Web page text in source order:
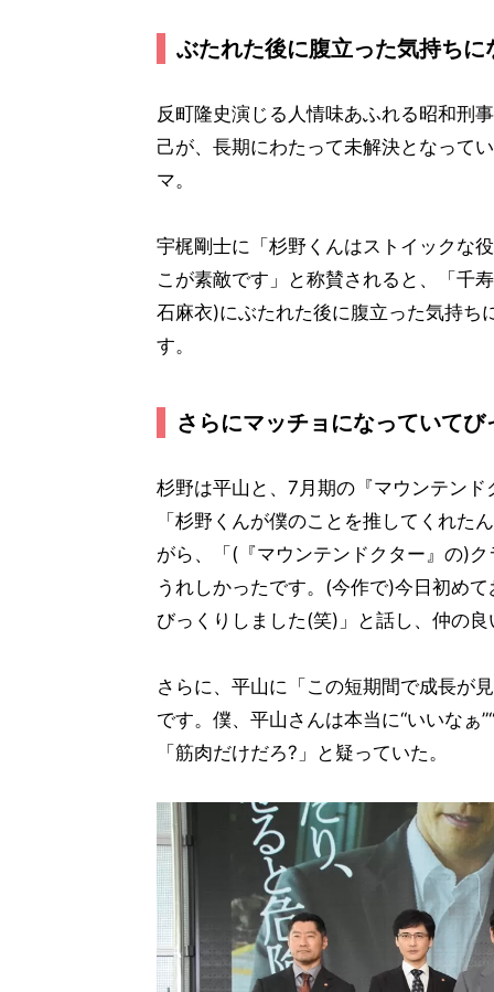
ぶたれた後に腹立った気持ちに
反町隆史演じる人情味あふれる昭和刑
己が、長期にわたって未解決となって
マ。
宇梶剛士に「杉野くんはストイックな
こが素敵です」と称賛されると、「千
石麻衣)にぶたれた後に腹立った気持ち
す。
さらにマッチョになっていてび
杉野は平山と、7月期の『マウンテン
「杉野くんが僕のことを推してくれた
がら、「(『マウンテンドクター』の)
うれしかったです。(今作で)今日初め
びっくりしました(笑)」と話し、仲の
さらに、平山に「この短期間で成長が
です。僕、平山さんは本当に“いいなぁ
「筋肉だけだろ?」と疑っていた。